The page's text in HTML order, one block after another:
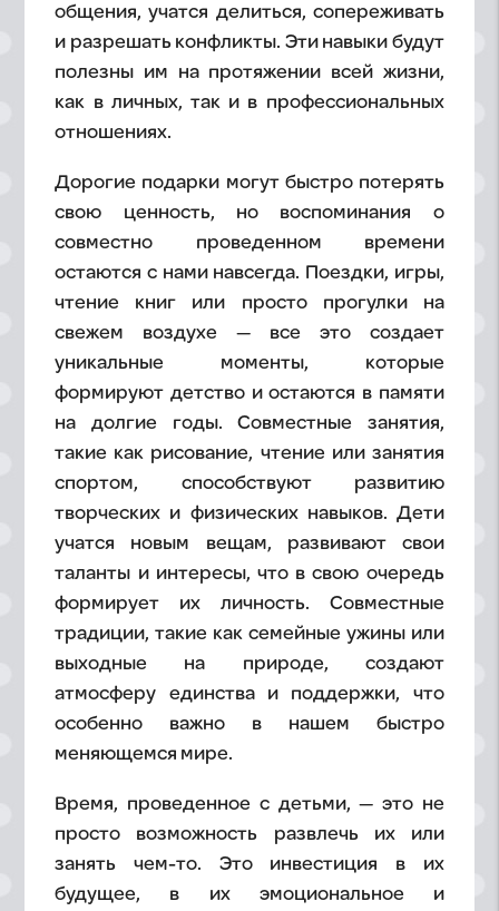
общения, учатся делиться, сопереживать
и разрешать конфликты. Эти навыки будут
полезны им на протяжении всей жизни,
как в личных, так и в профессиональных
отношениях.
Дорогие подарки могут быстро потерять
свою ценность, но воспоминания о
совместно проведенном времени
остаются с нами навсегда. Поездки, игры,
чтение книг или просто прогулки на
свежем воздухе — все это создает
уникальные моменты, которые
формируют детство и остаются в памяти
на долгие годы. Совместные занятия,
такие как рисование, чтение или занятия
спортом, способствуют развитию
творческих и физических навыков. Дети
учатся новым вещам, развивают свои
таланты и интересы, что в свою очередь
формирует их личность. Совместные
традиции, такие как семейные ужины или
выходные на природе, создают
атмосферу единства и поддержки, что
особенно важно в нашем быстро
меняющемся мире.
Время, проведенное с детьми, — это не
просто возможность развлечь их или
занять чем-то. Это инвестиция в их
будущее, в их эмоциональное и